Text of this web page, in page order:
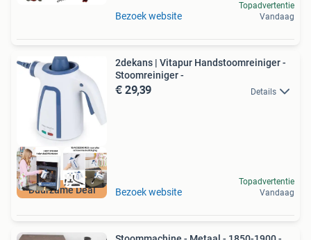
Bezoek website
Topadvertentie
Vandaag
Duurzame Deal
2dekans | Vitapur Handstoomreiniger -
Stoomreiniger -
€ 29,39 Details
Bezoek website
Topadvertentie
Vandaag